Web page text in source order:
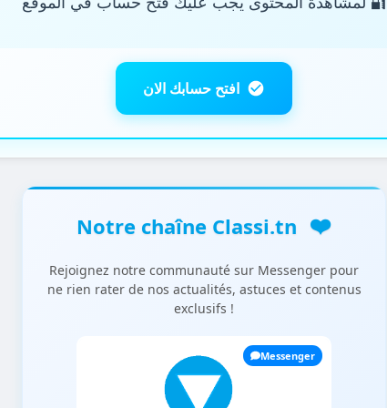
13 1
et autres exercices 289
افتح حسابك الان
Notre chaîne Classi.tn ❤️
Rejoignez notre communauté sur Messenger pour
ne rien rater de nos actualités, astuces et contenus
exclusifs !
Messenger